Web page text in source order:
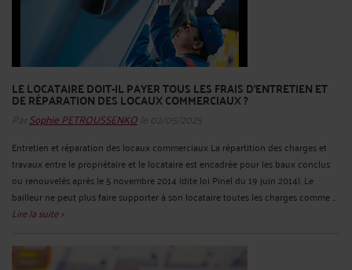
LE LOCATAIRE DOIT-IL PAYER TOUS LES FRAIS D’ENTRETIEN ET
DE RÉPARATION DES LOCAUX COMMERCIAUX ?
Par Sophie PETROUSSENKO le 02/05/2025
Entretien et réparation des locaux commerciaux La répartition des charges et
travaux entre le propriétaire et le locataire est encadrée pour les baux conclus
ou renouvelés après le 5 novembre 2014 (dite loi Pinel du 19 juin 2014). Le
bailleur ne peut plus faire supporter à son locataire toutes les charges comme ...
Lire la suite >